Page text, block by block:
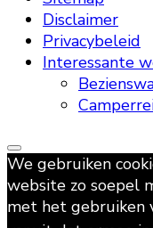
Disclaimer
Privacybeleid
Interessante
We gebruiken
website zo soepel
met het gebruiken